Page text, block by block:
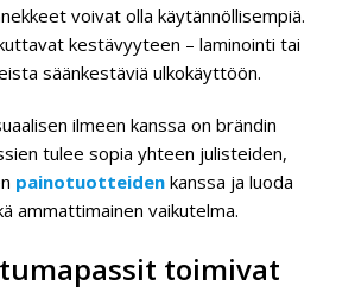
voivat olla käytännöllisempiä.
kestävyyteen – laminointi tai
säänkestäviä ulkokäyttöön.
ilmeen kanssa on brändin
tulee sopia yhteen julisteiden,
painotuotteiden kanssa ja luoda
ammattimainen vaikutelma.
toimivat